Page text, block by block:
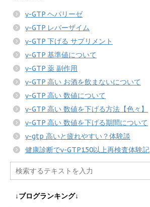
γ-GTP ヘパリーゼ
γ-GTP レバーザイム
γ-GTP 下げる サプリメント
γ-GTP 基準値について
γ-GTP 薬 副作用
γ-GTP 高い お酒を飲まないについて
γ-GTP 高い 数値について
γ-GTP 高い 数値を下げる方法【色々】
γ-GTP 高い 数値を下げる期間について
γ-gtp 高いと疲れやすい？体験談
健康診断でγ-GTP150以上再検査体験記
↓ブログランキング↓